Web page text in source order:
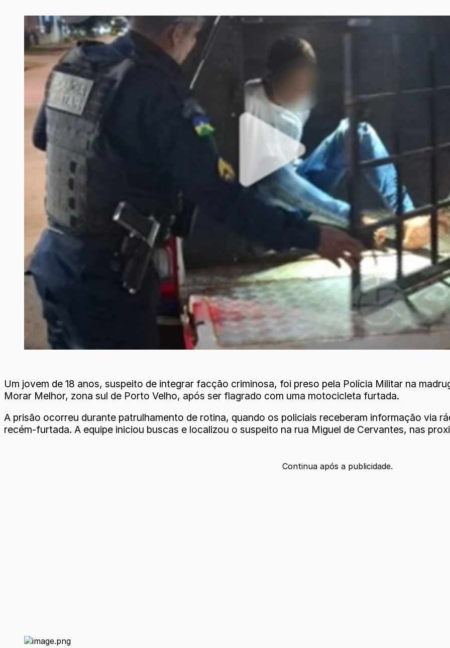
Um jovem de 18 anos, suspeito de integrar facção criminosa, foi preso pela Polícia Militar na
Morar Melhor, zona sul de Porto Velho, após ser flagrado com uma motocicleta furtada.
A prisão ocorreu durante patrulhamento de rotina, quando os policiais receberam informação via
recém-furtada. A equipe iniciou buscas e localizou o suspeito na rua Miguel de Cervantes, nas
Continua após a publicidade.